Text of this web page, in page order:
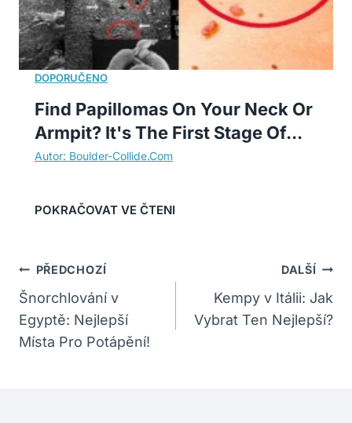
Find Papillomas On Your Neck Or
Armpit? It's The First Stage Of...
Navigace
Pro
Příspěvek
PŘEDCHOZÍ
Šnorchlování v
Egyptě: Nejlepší
Místa Pro Potápění!
DALŠÍ
Kempy v Itálii: Jak
Vybrat Ten Nejlepší?